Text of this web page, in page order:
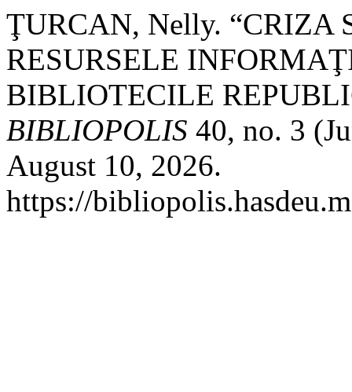
ŢURCAN, Nelly. “CRIZA
RESURSELE
BIBLIOTECILE
BIBLIOPOLIS 40, no. 3
August 10, 2026.
https://